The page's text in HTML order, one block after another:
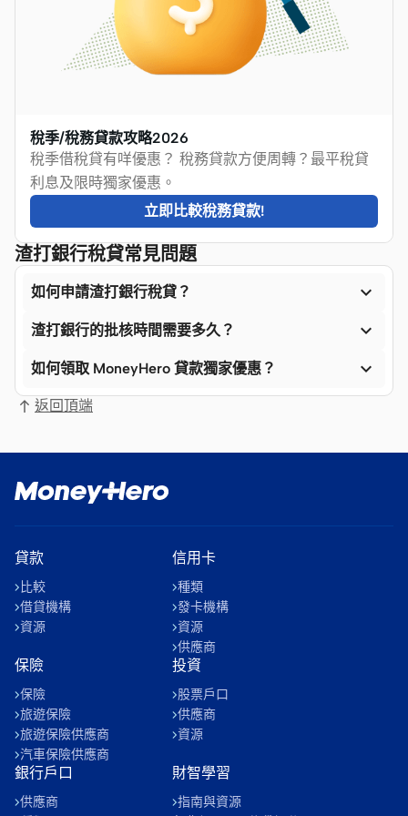
稅季/稅務貸款攻略2026
稅季借稅貸有咩優惠？ 稅務貸款方便周轉？最平稅貸
利息及限時獨家優惠。
立即比較稅務貸款!
渣打銀行稅貸常見問題
如何申請渣打銀行稅貸？ 
渣打銀行的批核時間需要多久？ 
如何領取 MoneyHero 貸款獨家優惠？ 
返回頂端
貸款
比較
借貸機構
資源
信用卡
種類
發卡機構
資源
供應商
保險
保險
旅遊保險
旅遊保險供應商
汽車保險供應商
投資
股票戶口
供應商
資源
銀行戶口
供應商
財智學習
指南與資源